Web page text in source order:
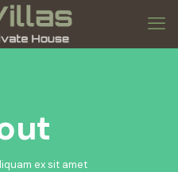
ex sit amet